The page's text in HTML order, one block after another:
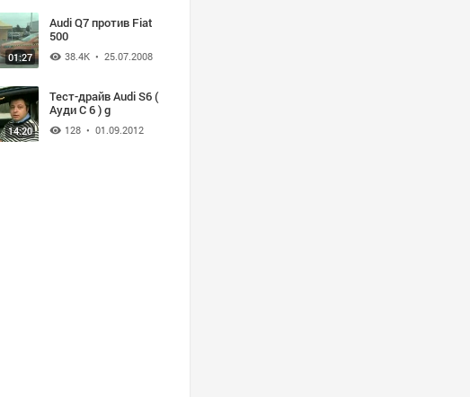
01:27
Audi Q7 против Fiat
500
38.4K • 25.07.2008
14:20
Тест-драйв Audi S6 (
Ауди С 6 ) g
128 • 01.09.2012